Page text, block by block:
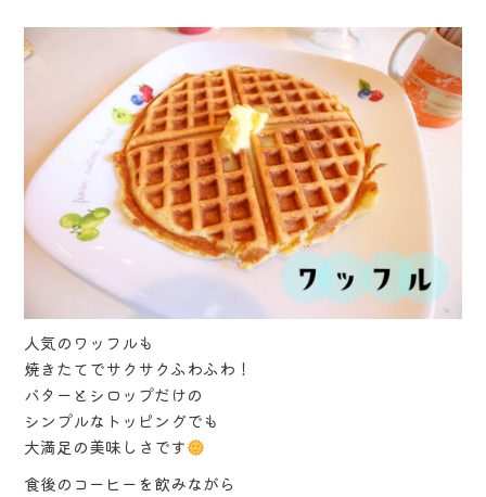
人気のワッフルも
焼きたてでサクサクふわふわ！
バターとシロップだけの
シンプルなトッピングでも
大満足の美味しさです
食後のコーヒーを飲みながら